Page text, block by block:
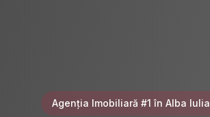
Agenția Imobiliară #1 în Alba Iulia